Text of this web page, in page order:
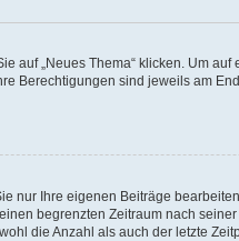
auf „Neues Thema“ klicken. Um
Berechtigungen sind jeweils am
nur Ihre eigenen Beiträge
begrenzten Zeitraum nach
die Anzahl als auch der letzte